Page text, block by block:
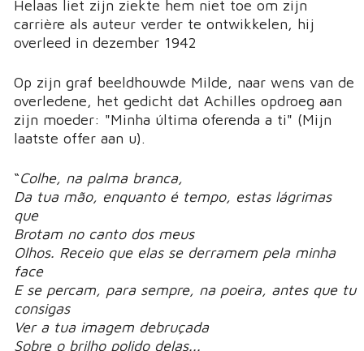
Helaas liet zijn ziekte hem niet toe om zijn
carrière als auteur verder te ontwikkelen, hij
overleed in dezember 1942
Op zijn graf beeldhouwde Milde, naar wens van de
overledene, het gedicht dat Achilles opdroeg aan
zijn moeder: "Minha última oferenda a ti" (Mijn
laatste offer aan u).
“Colhe, na palma branca,
Da tua mão, enquanto é tempo, estas lágrimas
que
Brotam no canto dos meus
Olhos. Receio que elas se derramem pela minha
face
E se percam, para sempre, na poeira, antes que tu
consigas
Ver a tua imagem debruçada
Sobre o brilho polido delas...